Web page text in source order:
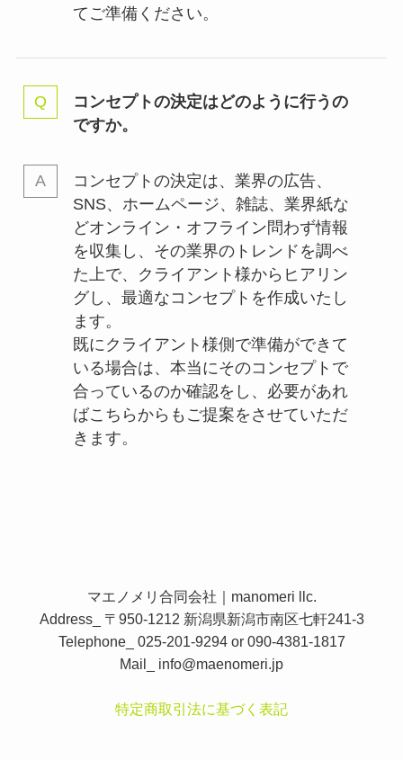
てご準備ください。
コンセプトの決定はどのように行うの
ですか。
コンセプトの決定は、業界の広告、
SNS、ホームページ、雑誌、業界紙な
どオンライン・オフライン問わず情報
を収集し、その業界のトレンドを調べ
た上で、クライアント様からヒアリン
グし、最適なコンセプトを作成いたし
ます。
既にクライアント様側で準備ができて
いる場合は、本当にそのコンセプトで
合っているのか確認をし、必要があれ
ばこちらからもご提案をさせていただ
きます。
マエノメリ合同会社｜manomeri llc.
Address_ 〒950-1212 新潟県新潟市南区七軒241-3
Telephone_ 025-201-9294 or 090-4381-1817
Mail_ info@maenomeri.jp
特定商取引法に基づく表記